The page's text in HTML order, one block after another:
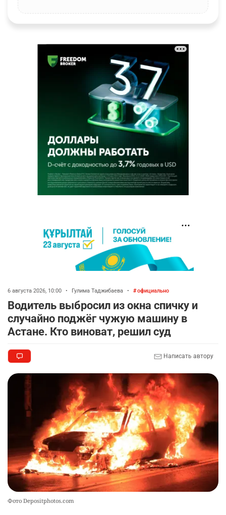
6 августа 2026, 10:00 • Гулима Таджибаева • официально
Водитель выбросил из окна спичку и
случайно поджёг чужую машину в
Астане. Кто виноват, решил суд
Написать автору
Фото Depositphotos.com